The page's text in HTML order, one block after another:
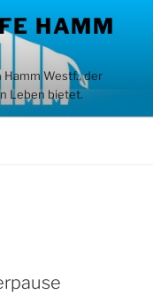
HAMM
Westf., der
Leben bietet.